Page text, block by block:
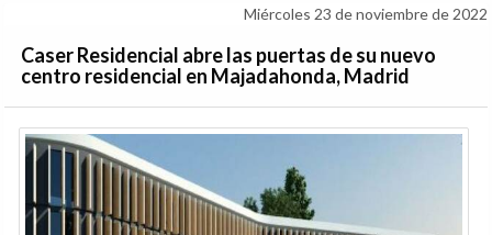
Miércoles 23 de noviembre de 2022
Caser Residencial abre las puertas de su nuevo
centro residencial en Majadahonda, Madrid